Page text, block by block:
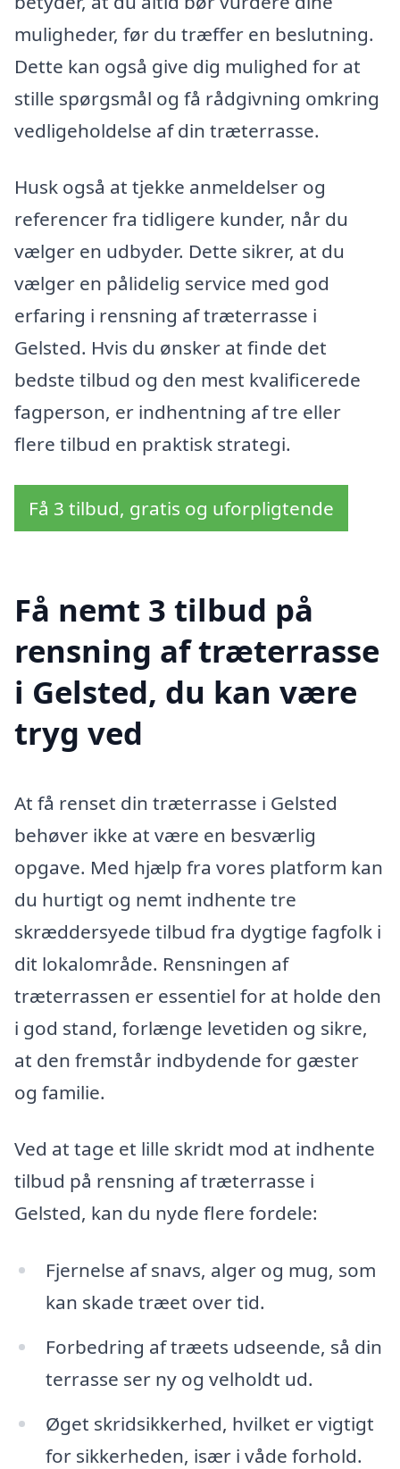
muligheder, før du træffer en beslutning.
Dette kan også give dig mulighed for at
stille spørgsmål og få rådgivning omkring
vedligeholdelse af din træterrasse.
Husk også at tjekke anmeldelser og
referencer fra tidligere kunder, når du
vælger en udbyder. Dette sikrer, at du
vælger en pålidelig service med god
erfaring i rensning af træterrasse i
Gelsted. Hvis du ønsker at finde det
bedste tilbud og den mest kvalificerede
fagperson, er indhentning af tre eller
flere tilbud en praktisk strategi.
Få 3 tilbud, gratis og uforpligtende
Få nemt 3 tilbud på
rensning af træterrasse
i Gelsted, du kan være
tryg ved
At få renset din træterrasse i Gelsted
behøver ikke at være en besværlig
opgave. Med hjælp fra vores platform kan
du hurtigt og nemt indhente tre
skræddersyede tilbud fra dygtige fagfolk i
dit lokalområde. Rensningen af
træterrassen er essentiel for at holde den
i god stand, forlænge levetiden og sikre,
at den fremstår indbydende for gæster
og familie.
Ved at tage et lille skridt mod at indhente
tilbud på rensning af træterrasse i
Gelsted, kan du nyde flere fordele:
Fjernelse af snavs, alger og mug, som
kan skade træet over tid.
Forbedring af træets udseende, så din
terrasse ser ny og velholdt ud.
Øget skridsikkerhed, hvilket er vigtigt
for sikkerheden, især i våde forhold.